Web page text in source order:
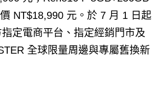
NT$18,990 元。於 7 月 1 日起
定電商平台、指定經銷門市及
全球限量周邊與專屬舊換新